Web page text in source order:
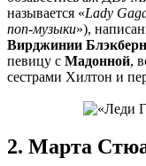
называется «Lady
поп-музыки»),
Вирджинии Блэкберн
певицу с Мадонной,
сестрами Хилтон и
2. Марта